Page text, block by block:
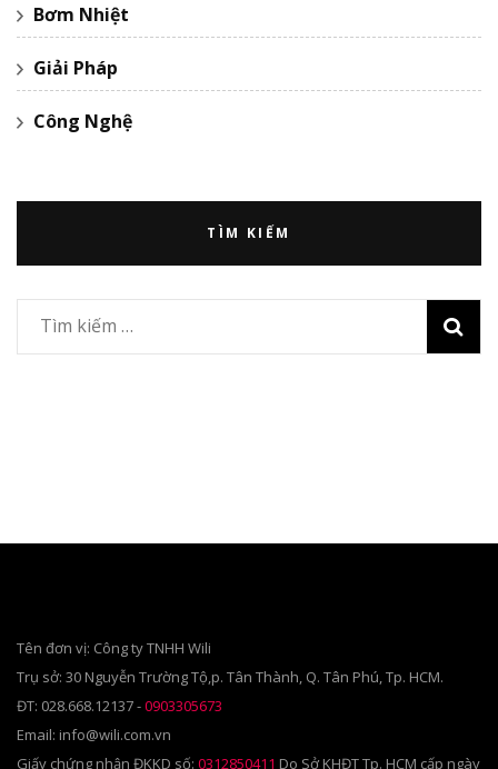
Bơm Nhiệt
Giải Pháp
Công Nghệ
TÌM KIẾM
Tìm
kiếm
Tên đơn vị: Công ty TNHH Wili
Trụ sở: 30 Nguyễn Trường Tộ,p. Tân Thành, Q. Tân Phú, Tp. HCM.
ĐT: 028.668.12137 -0903305673
Email: info@wili.com.vn
Giấy chứng nhận ĐKKD số: 0312850411 Do Sở KHĐT Tp. HCM cấp ngày